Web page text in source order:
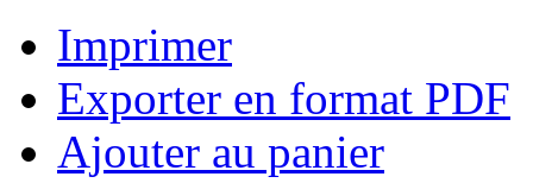
Imprimer
Exporter en format PDF
Ajouter au panier